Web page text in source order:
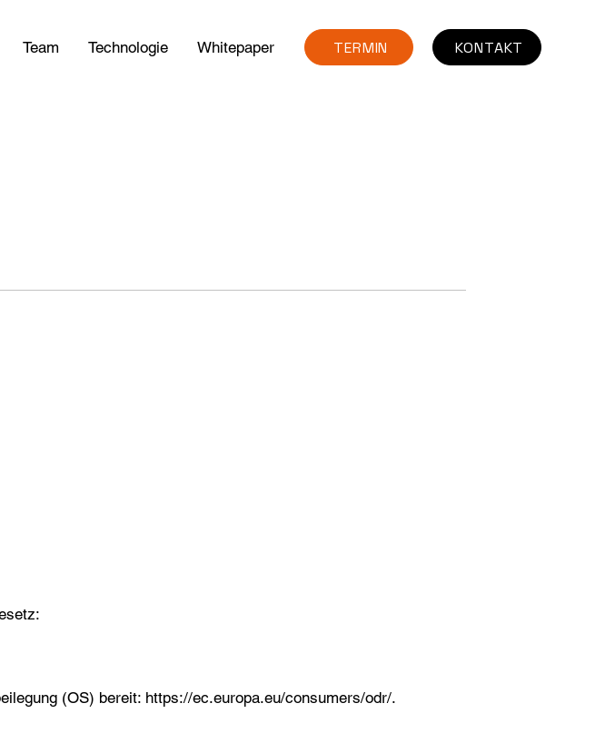
Team Technologie Whitepaper TERMIN KONTAKT
(OS) bereit: https://ec.europa.eu/consumers/odr/.